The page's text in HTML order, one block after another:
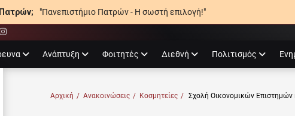
"Πανεπιστήμιο Πατρών - Η σωστή επιλογή!"
Instagram
Ανάπτυξη Φοιτητές Διεθνή Πολιτισμός
ΠΑΤΡΏΝ
Αρχική / Ανακοινώσεις / Κοσμητείες / Σχολή Οικονομικών Επιστημών